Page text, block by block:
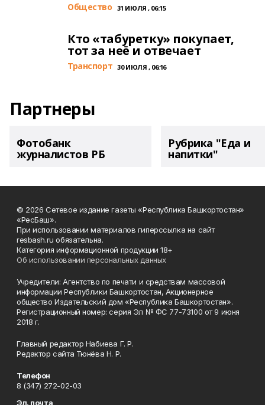
Общество 31 ИЮЛЯ , 06:15
Кто «табуретку» покупает,
тот за неё и отвечает
Транспорт 30 ИЮЛЯ , 06:16
Партнеры
Фотобанк
журналистов РБ
Рубрика "Еда и
напитки"
© 2026 Сетевое издание газеты «Республика Башкортостан»
«РесБаш».
При использовании материалов гиперссылка на сайт
resbash.ru обязательна.
Категория информационной продукции 18+
Об использовании персональных данных
Учредители: Агентство по печати и средствам массовой
информации Республики Башкортостан, Акционерное
общество Издательский дом «Республика Башкортостан».
Регистрационный номер: серия Эл № ФС 77-73100 от 9 июня
2018 г.
Главный редактор Набиева Г. Р.
Редактор сайта Тюнёва Н. Р.
Телефон
8 (347) 272-02-03
Эл. почта